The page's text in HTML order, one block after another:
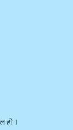
हो ।